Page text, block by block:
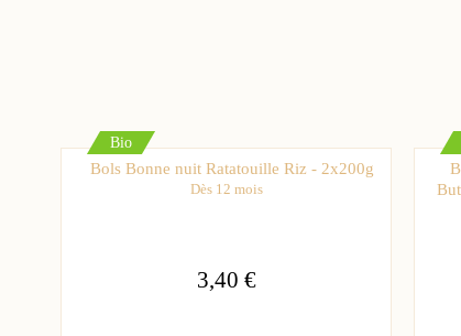
Bio
Bols Bonne nuit Ratatouille Riz - 2x200g
Dès 12 mois
3,40 €